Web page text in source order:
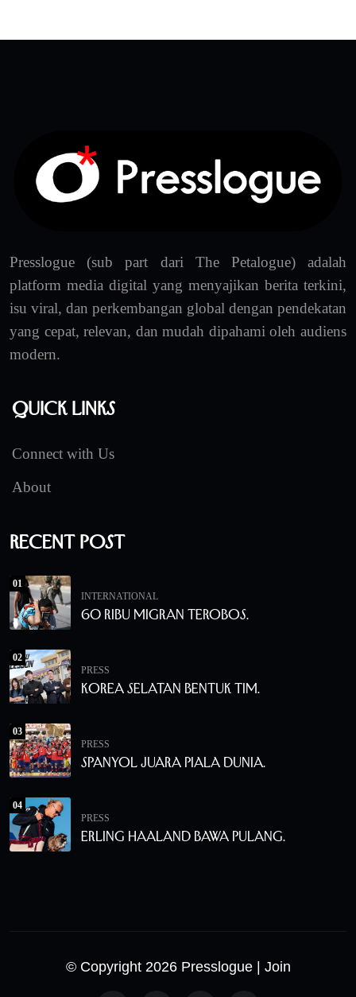
Presslogue (sub part dari The Petalogue) adalah
platform media digital yang menyajikan berita terkini,
isu viral, dan perkembangan global dengan pendekatan
yang cepat, relevan, dan mudah dipahami oleh audiens
modern.
Quick Links
Connect with Us
About
Recent Post
01
INTERNATIONAL
60 Ribu Migran Terobos.
02
PRESS
Korea Selatan Bentuk Tim.
03
PRESS
Spanyol Juara Piala Dunia.
04
PRESS
Erling Haaland Bawa Pulang.
© Copyright 2026 Presslogue | Join